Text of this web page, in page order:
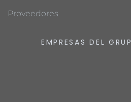
Proveedores
EMPRESAS DEL